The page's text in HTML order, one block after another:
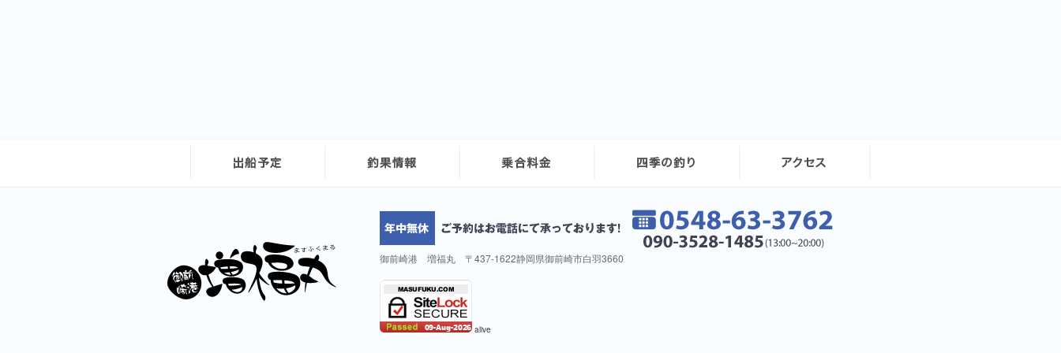
御前崎港 増福丸 〒437-1622静岡県御前崎市白羽3660
alive